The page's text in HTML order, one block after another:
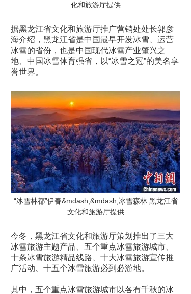
化和旅游厅提供
据黑龙江省文化和旅游厅推广营销处处长郭彦
海介绍，黑龙江省是中国最早开发冰雪、运营
冰雪的省份，也是中国现代冰雪产业肇兴之
地、中国冰雪体育强省，以“冰雪之冠”的美名享
誉世界。
“冰雪林都”伊春&mdash;&mdash;冰雪森林 黑龙江省
文化和旅游厅提供
今冬，黑龙江省文化和旅游厅策划推出了三大
冰雪旅游主题产品、五个重点冰雪旅游城市、
十条冰雪旅游精品线路、十大冰雪旅游宣传推
广活动、十五个冰雪旅游必到必游地。
其中，五个重点冰雪旅游城市以各有千秋的冰